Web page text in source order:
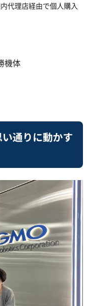
代理店経由で個人購入
機体
通りに動かす